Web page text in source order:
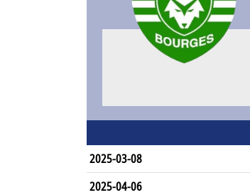
2025-03-08
2025-04-06